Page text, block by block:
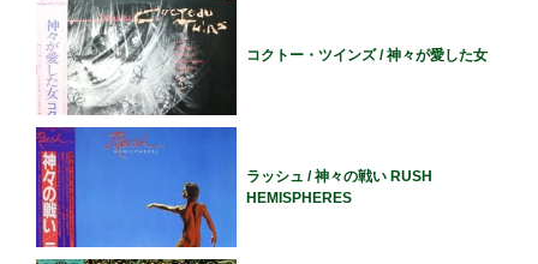
コクトー・ツインズ / 神々が愛した女
ラッシュ / 神々の戦い RUSH
HEMISPHERES